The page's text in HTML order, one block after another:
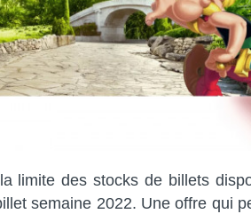
limite des stocks de billets
semaine 2022. Une offre qui